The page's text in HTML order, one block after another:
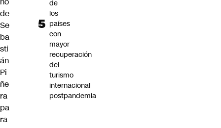
de
Se
ba
sti
án
Pi
ñe
ra
pa
ra
de
los
países
con
mayor
recuperación
del
turismo
internacional
postpandemia